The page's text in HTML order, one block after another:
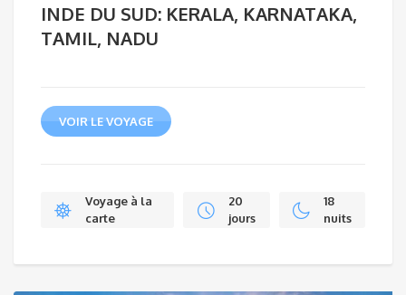
INDE DU SUD: KERALA, KARNATAKA,
TAMIL, NADU
VOIR LE VOYAGE
Voyage à la
carte
20
jours
18
nuits